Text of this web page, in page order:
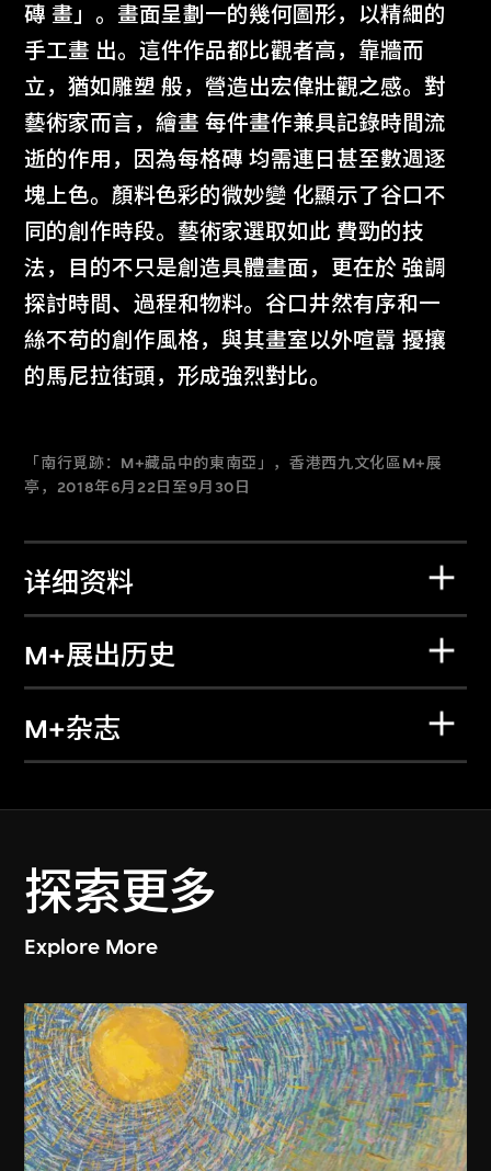
磚 畫」。畫面呈劃一的幾何圖形，以精細的
手工畫 出。這件作品都比觀者高，靠牆而
立，猶如雕塑 般，營造出宏偉壯觀之感。對
藝術家而言，繪畫 每件畫作兼具記錄時間流
逝的作用，因為每格磚 均需連日甚至數週逐
塊上色。顏料色彩的微妙變 化顯示了谷口不
同的創作時段。藝術家選取如此 費勁的技
法，目的不只是創造具體畫面，更在於 強調
探討時間、過程和物料。谷口井然有序和一
絲不苟的創作風格，與其畫室以外喧囂 擾攘
的馬尼拉街頭，形成強烈對比。
「南行覓跡：M+藏品中的東南亞」，香港西九文化區M+展
亭，2018年6月22日至9月30日
详细资料
M+展出历史
M+杂志
探索更多
Explore More